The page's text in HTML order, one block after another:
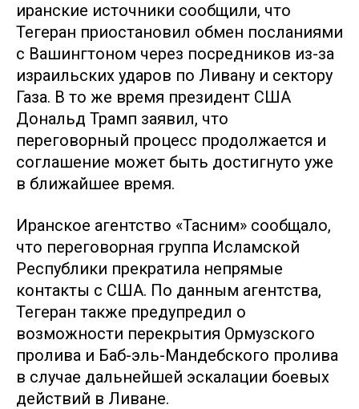
иранские источники сообщили, что
Тегеран приостановил обмен посланиями
с Вашингтоном через посредников из-за
израильских ударов по Ливану и сектору
Газа. В то же время президент США
Дональд Трамп заявил, что
переговорный процесс продолжается и
соглашение может быть достигнуто уже
в ближайшее время.
Иранское агентство «Тасним» сообщало,
что переговорная группа Исламской
Республики прекратила непрямые
контакты с США. По данным агентства,
Тегеран также предупредил о
возможности перекрытия Ормузского
пролива и Баб-эль-Мандебского пролива
в случае дальнейшей эскалации боевых
действий в Ливане.